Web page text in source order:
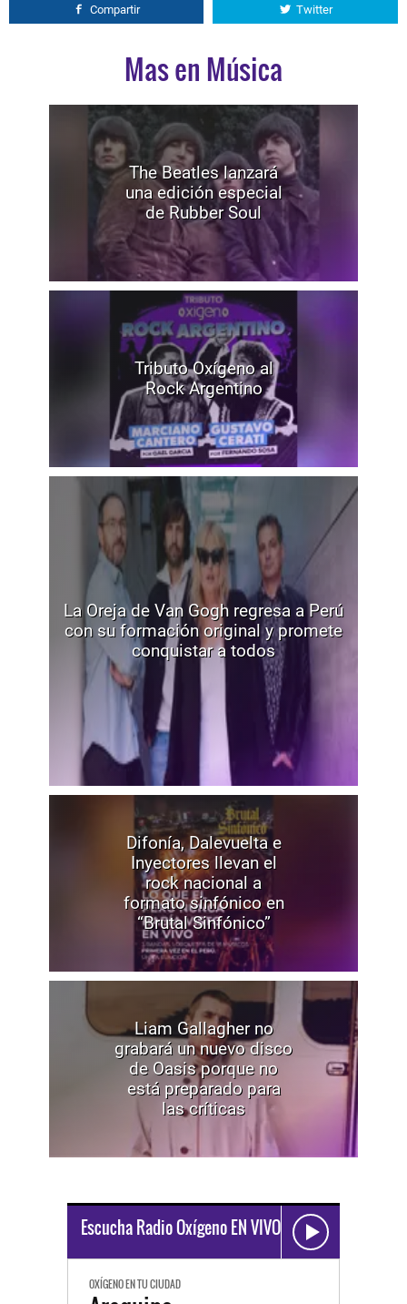
Compartir Twitter
Mas en Música
The Beatles lanzará
una edición especial
de Rubber Soul
Tributo Oxígeno al
Rock Argentino
La Oreja de Van Gogh regresa a Perú
con su formación original y promete
conquistar a todos
Difonía, Dalevuelta e
Inyectores llevan el
rock nacional a
formato sinfónico en
“Brutal Sinfónico”
Liam Gallagher no
grabará un nuevo disco
de Oasis porque no
está preparado para
las críticas
Escucha Radio Oxígeno EN VIVO
OXÍGENO EN TU CIUDAD